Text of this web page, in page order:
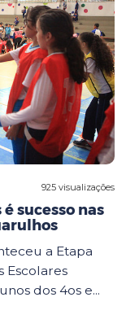
925 visualizações
sucesso nas
a Etapa
Escolares
dos 4os e...